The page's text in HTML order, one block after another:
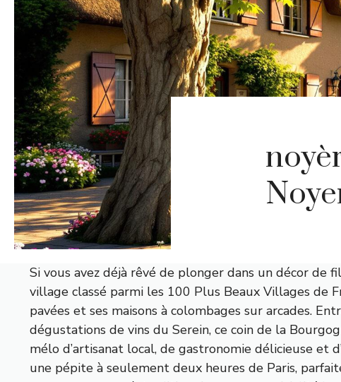
Si vous avez déjà rêvé de plonger dans un décor de
village classé parmi les 100 Plus Beaux Villages de
pavées et ses maisons à colombages sur arcades.
dégustations de vins du Serein, ce coin de la
mélo d’artisanat local, de gastronomie délicieuse et
une pépite à seulement deux heures de Paris,